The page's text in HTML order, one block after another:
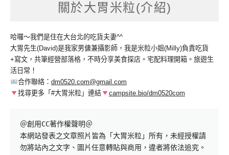
關於大胃米粒(介紹)
哈囉～我們是住在大台北的吃貨夫妻^^
大胃先生(David)是我家男傭兼攝影師，我是米粒小姐(Milly)負責吃貨
+寫文，共筆經營部落格，不時分享美食探店。宅配料理開箱。旅遊生
活日常！
合作聯絡： dm0520.com@gmail.com
找尋更多「#大胃米粒」連結
campsite.bio/dm0520com
＠創用CC著作權聲明＠
本網站發表之文章照片皆為「大胃米粒」所有，未經授權請
勿將站內之文字、圖片任意轉貼與商用，違者將依法追究。